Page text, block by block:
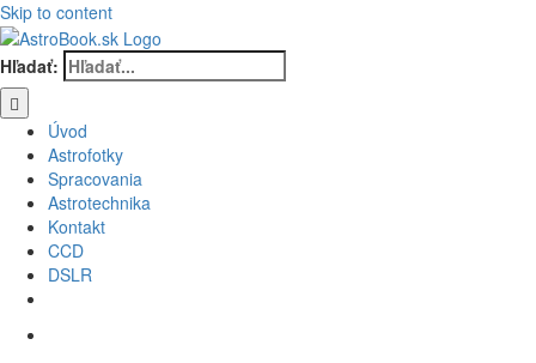
Skip to content
Hľadať:
Úvod
Astrofotky
Spracovania
Astrotechnika
Kontakt
CCD
DSLR